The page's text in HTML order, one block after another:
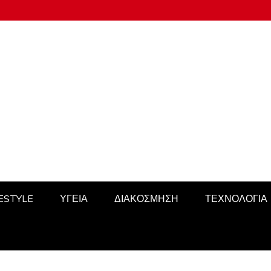
ΥΓΕΙΑ ΔΙΑΚΟΣΜΗΣΗ ΤΕΧΝΟΛΟΓΙΑ